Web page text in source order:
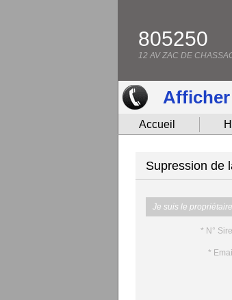
805250
12 AV ZAC DE
Accueil
Supression de
Je suis le
* N°
* Email